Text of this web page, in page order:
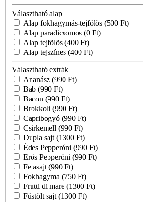
Választható alap
Alap fokhagymás-tejfölös (500 Ft)
Alap paradicsomos (0 Ft)
Alap tejfölös (400 Ft)
Alap tejszínes (400 Ft)
Választható extrák
Ananász (990 Ft)
Bab (990 Ft)
Bacon (990 Ft)
Brokkoli (990 Ft)
Capribogyó (990 Ft)
Csirkemell (990 Ft)
Dupla sajt (1300 Ft)
Édes Pepperóni (990 Ft)
Erős Pepperóni (990 Ft)
Fetasajt (990 Ft)
Fokhagyma (750 Ft)
Frutti di mare (1300 Ft)
Füstölt sajt (1300 Ft)